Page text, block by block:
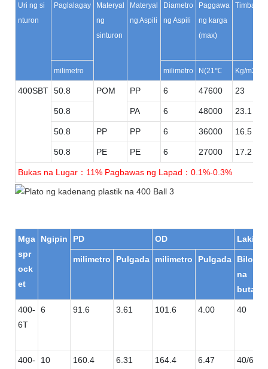
Uri ng si
nturon
Paglalagay
Materyal
ng
sinturon
Materyal
ng Aspili
Diametro
ng Aspili
Paggawa
ng karga
(max)
Timbang
milimetro milimetro N(21℃ Kg/m2
400SBT 50.8 POM PP 6 47600 23
50.8 PA 6 48000 23.1
50.8 PP PP 6 36000 16.5
50.8 PE PE 6 27000 17.2
Bukas na Lugar：11% Pagbawas ng Lapad：0.1%-0.3%
Mga
spr
ock
et
Ngipin PD OD Laki
milimetro Pulgada milimetro Pulgada
Bilog
na
butas
400-
6T
6 91.6 3.61 101.6 4.00 40
400-
10 160.4 6.31 164.4 6.47 40/60